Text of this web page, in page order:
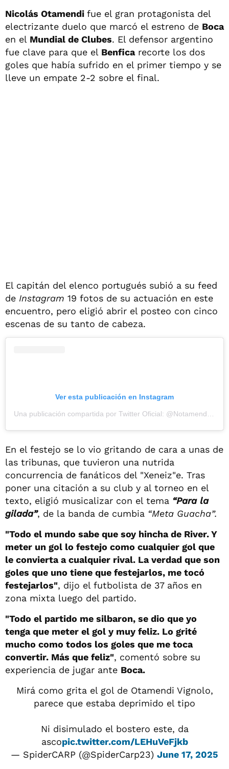
Nicolás Otamendi fue el gran protagonista del
electrizante duelo que marcó el estreno de Boca
en el Mundial de Clubes. El defensor argentino
fue clave para que el Benficarecorte los dos
goles que había sufrido en el primer tiempo y se
lleve un empate 2-2 sobre el final.
El capitán del elenco portugués subió a su feed
de Instagram 19 fotos de su actuación en este
encuentro, pero eligió abrir el posteo con cinco
escenas de su tanto de cabeza.
Ver esta publicación en Instagram
En el festejo se lo vio gritando de cara a unas de
las tribunas, que tuvieron una nutrida
concurrencia de fanáticos del "Xeneiz"e. Tras
poner una citación a su club y al torneo en el
texto, eligió musicalizar con el tema “Para la
gilada”, de la banda de cumbia “Meta Guacha”.
"Todo el mundo sabe que soy hincha de River. Y
meter un gol lo festejo como cualquier gol que
le convierta a cualquier rival. La verdad que son
goles que uno tiene que festejarlos, me tocó
festejarlos", dijo el futbolista de 37 años en
zona mixta luego del partido.
"Todo el partido me silbaron, se dio que yo
tenga que meter el gol y muy feliz. Lo grité
mucho como todos los goles que me toca
convertir. Más que feliz", comentó sobre su
experiencia de jugar ante Boca.
Mirá como grita el gol de Otamendi Vignolo,
parece que estaba deprimido el tipo
Ni disimulado el bostero este, da
ascopic.twitter.com/LEHuVeFjkb
— SpiderCARP (@SpiderCarp23) June 17, 2025